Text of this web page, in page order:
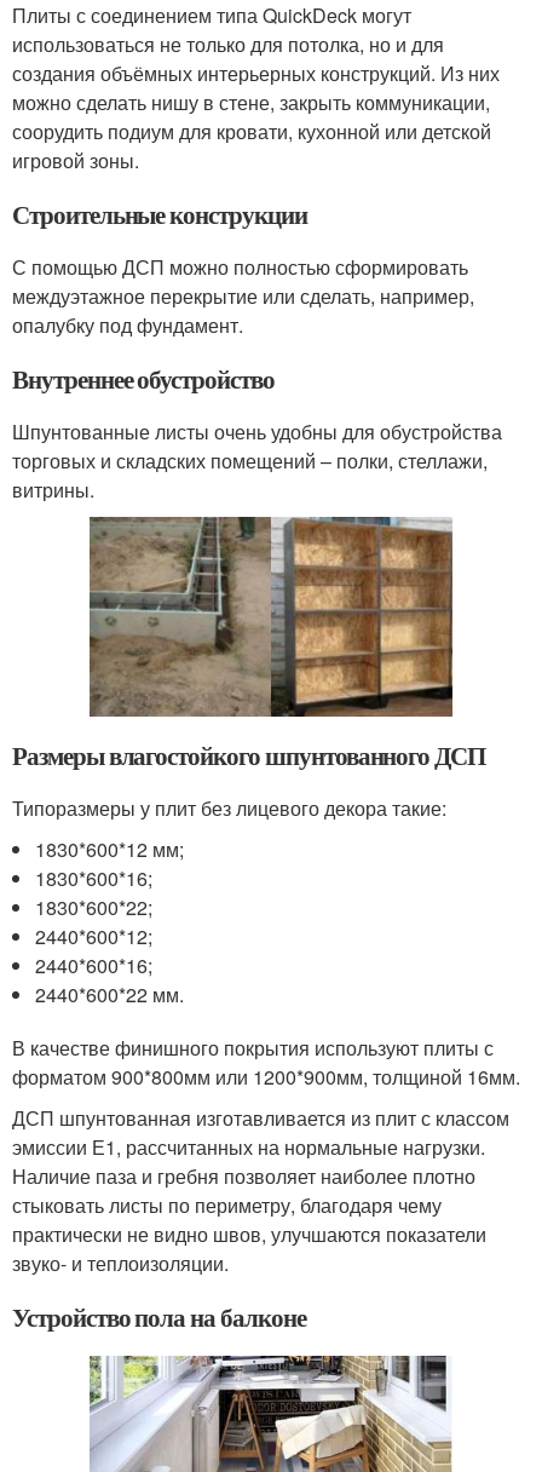
Плиты с соединением типа QuickDeck могут
использоваться не только для потолка, но и для
создания объёмных интерьерных конструкций. Из них
можно сделать нишу в стене, закрыть коммуникации,
соорудить подиум для кровати, кухонной или детской
игровой зоны.
Строительные конструкции
С помощью ДСП можно полностью сформировать
междуэтажное перекрытие или сделать, например,
опалубку под фундамент.
Внутреннее обустройство
Шпунтованные листы очень удобны для обустройства
торговых и складских помещений – полки, стеллажи,
витрины.
Размеры влагостойкого шпунтованного ДСП
Типоразмеры у плит без лицевого декора такие:
1830*600*12 мм;
1830*600*16;
1830*600*22;
2440*600*12;
2440*600*16;
2440*600*22 мм.
В качестве финишного покрытия используют плиты с
форматом 900*800мм или 1200*900мм, толщиной 16мм.
ДСП шпунтованная изготавливается из плит с классом
эмиссии Е1, рассчитанных на нормальные нагрузки.
Наличие паза и гребня позволяет наиболее плотно
стыковать листы по периметру, благодаря чему
практически не видно швов, улучшаются показатели
звуко- и теплоизоляции.
Устройство пола на балконе